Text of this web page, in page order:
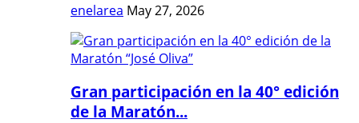
enelarea May 27, 2026
Gran participación en la 40° edición
de la Maratón...